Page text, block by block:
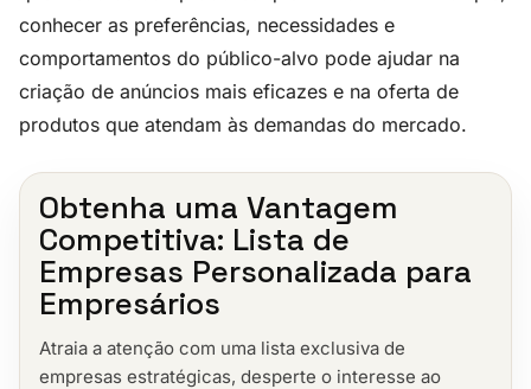
conhecer as preferências, necessidades e
comportamentos do público-alvo pode ajudar na
criação de anúncios mais eficazes e na oferta de
produtos que atendam às demandas do mercado.
Obtenha uma Vantagem
Competitiva: Lista de
Empresas Personalizada para
Empresários
Atraia a atenção com uma lista exclusiva de
empresas estratégicas, desperte o interesse ao